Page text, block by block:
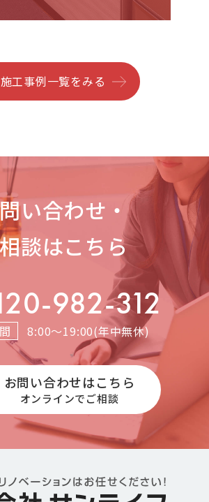
施工事例一覧をみる
い合わせ・
談はこちら
982-312
8:00～19:00(年中無休)
お問い合わせはこちら
オンラインでご相談